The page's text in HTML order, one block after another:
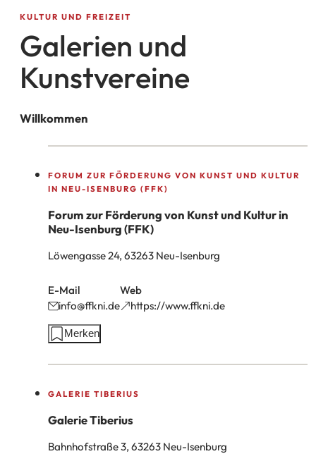
KULTUR UND FREIZEIT
Galerien und
Kunstvereine
Willkommen
FORUM ZUR FÖRDERUNG VON KUNST UND KULTUR
IN NEU-ISENBURG (FFK)
Forum zur Förderung von Kunst und Kultur in
Neu-Isenburg (FFK)
Löwengasse 24, 63263 Neu-Isenburg
E-Mail
info ffkni de
Web
https://www.ffkni.de
(Öffnet
Tab)
Aktionen
auf
dieser
Merken
GALERIE TIBERIUS
Galerie Tiberius
Bahnhofstraße 3, 63263 Neu-Isenburg